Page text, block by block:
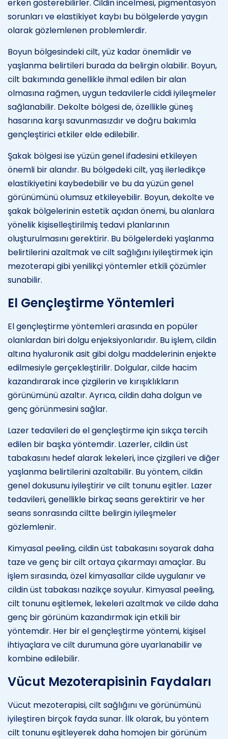
erken gösterebilirler. Cildin incelmesi, pigmentasyon
sorunları ve elastikiyet kaybı bu bölgelerde yaygın
olarak gözlemlenen problemlerdir.
Boyun bölgesindeki cilt, yüz kadar önemlidir ve
yaşlanma belirtileri burada da belirgin olabilir. Boyun,
cilt bakımında genellikle ihmal edilen bir alan
olmasına rağmen, uygun tedavilerle ciddi iyileşmeler
sağlanabilir. Dekolte bölgesi de, özellikle güneş
hasarına karşı savunmasızdır ve doğru bakımla
gençleştirici etkiler elde edilebilir.
Şakak bölgesi ise yüzün genel ifadesini etkileyen
önemli bir alandır. Bu bölgedeki cilt, yaş ilerledikçe
elastikiyetini kaybedebilir ve bu da yüzün genel
görünümünü olumsuz etkileyebilir. Boyun, dekolte ve
şakak bölgelerinin estetik açıdan önemi, bu alanlara
yönelik kişiselleştirilmiş tedavi planlarının
oluşturulmasını gerektirir. Bu bölgelerdeki yaşlanma
belirtilerini azaltmak ve cilt sağlığını iyileştirmek için
mezoterapi gibi yenilikçi yöntemler etkili çözümler
sunabilir.
El Gençleştirme Yöntemleri
El gençleştirme yöntemleri arasında en popüler
olanlardan biri dolgu enjeksiyonlarıdır. Bu işlem, cildin
altına hyaluronik asit gibi dolgu maddelerinin enjekte
edilmesiyle gerçekleştirilir. Dolgular, cilde hacim
kazandırarak ince çizgilerin ve kırışıklıkların
görünümünü azaltır. Ayrıca, cildin daha dolgun ve
genç görünmesini sağlar.
Lazer tedavileri de el gençleştirme için sıkça tercih
edilen bir başka yöntemdir. Lazerler, cildin üst
tabakasını hedef alarak lekeleri, ince çizgileri ve diğer
yaşlanma belirtilerini azaltabilir. Bu yöntem, cildin
genel dokusunu iyileştirir ve cilt tonunu eşitler. Lazer
tedavileri, genellikle birkaç seans gerektirir ve her
seans sonrasında ciltte belirgin iyileşmeler
gözlemlenir.
Kimyasal peeling, cildin üst tabakasını soyarak daha
taze ve genç bir cilt ortaya çıkarmayı amaçlar. Bu
işlem sırasında, özel kimyasallar cilde uygulanır ve
cildin üst tabakası nazikçe soyulur. Kimyasal peeling,
cilt tonunu eşitlemek, lekeleri azaltmak ve cilde daha
genç bir görünüm kazandırmak için etkili bir
yöntemdir. Her bir el gençleştirme yöntemi, kişisel
ihtiyaçlara ve cilt durumuna göre uyarlanabilir ve
kombine edilebilir.
Vücut Mezoterapisinin Faydaları
Vücut mezoterapisi, cilt sağlığını ve görünümünü
iyileştiren birçok fayda sunar. İlk olarak, bu yöntem
cilt tonunu eşitleyerek daha homojen bir görünüm